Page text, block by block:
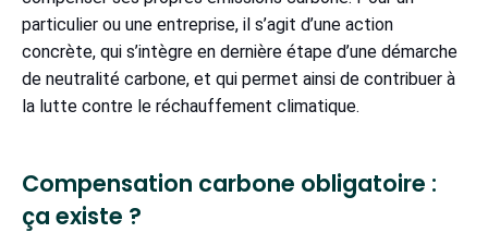
particulier ou une entreprise, il s’agit d’une action
concrète, qui s’intègre en dernière étape d’une démarche
de neutralité carbone, et qui permet ainsi de contribuer à
la lutte contre le réchauffement climatique.
Compensation carbone obligatoire :
ça existe ?